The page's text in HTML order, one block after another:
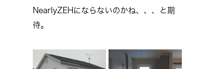
NearlyZEHにならないのかね、、、と期
待。